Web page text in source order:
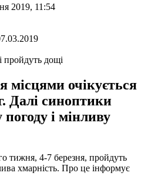
2019, 11:54
пройдуть дощі
місцями очікується
Далі синоптики
і мінливу
тижня, 4-7 березня, пройдуть
хмарність. Про це інформує